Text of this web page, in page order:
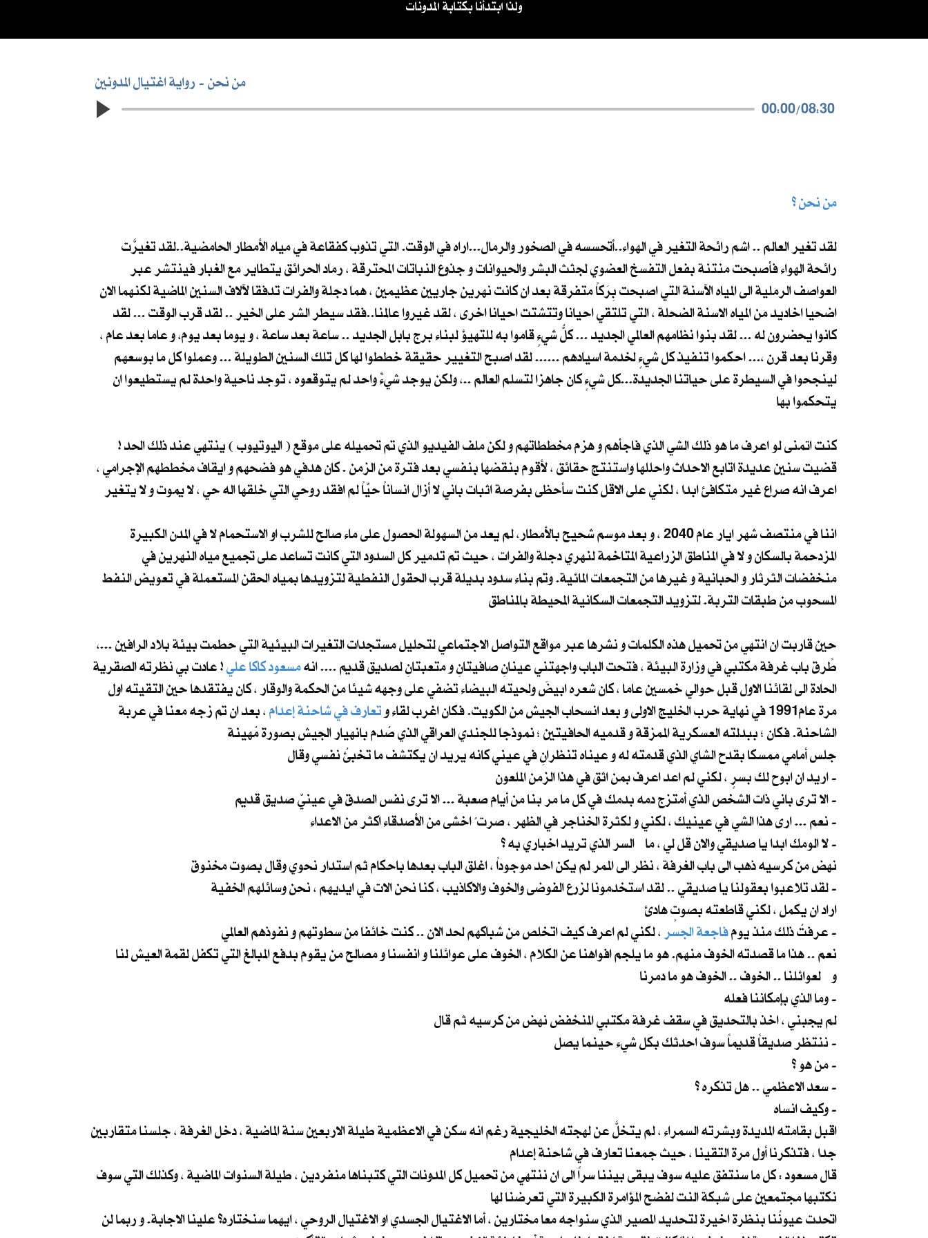
ولذا ابتدأنا بكتابة المدونات
رواية اغتيال المدونين من نحن
00:00/08:30
من نحن ؟
لقد تغير العالم .. اشم رائحة التغير في الهواء..أتحسسه في الصخور والرمال...اراه في الوقت. التي تذوب كفقاعة في مياه الأمطار الحامضية..لقد تغيرَّت
رائحة الهواء فأصبحت منتنة بفعل التفسخ العضوي لجثث البشر والحيوانات و جذوع النباتات المحترقة ، رماد الحرائق يتطاير مع الغبار فينتشر عبر
العواصف الرملية الى المياه الآسنة التي اصبحت بِرَكاً متفرقة بعد ان كانت نهرين جاريين عظيمين ، هما دجلة والفرات تدفقا لآلاف السنين الماضية لكنهما الان
اضحيا اخاديد من المياه الاسنة الضحلة ، التي تلتقي احيانا وتتشتت احيانا اخرى ، لقد غيروا عالمنا..فقد سيطر الشر على الخير .. لقد قرب الوقت ... لقد
كانوا يحضرون له ... لقد بنوا نظامهم العالمي الجديد ... كلُّ شيءٍ قاموا به للتهيؤ لبناء برج بابل الجديد .. ساعة بعد ساعة ، و يوما بعد يوم، و عاما بعد عام ،
وقرنا بعد قرن ،... احكموا تنفيذ كل شيءٍ لخدمة اسيادهم ...... لقد اصبح التغيير حقيقة خططوا لها كل تلك السنين الطويلة ... وعملوا كل ما بوسعهم
لينجحوا في السيطرة على حياتنا الجديدة...كل شيءٍ كان جاهزا لتسلم العالم ..، ولكن يوجد شيءٌ واحد لم يتوقعوه ، توجد ناحية واحدة لم يستطيعوا ان
يتحكموا بها
كنت اتمنى لو اعرف ما هو ذلك الشي الذي فاجأهم و هزم مخططاتهم و لكن ملف الفيديو الذي تم تحميله على موقع ( اليوتيوب ) ينتهي عند ذلك الحد !
قضيت سنين عديدة اتابع الاحداث واحللها واستنتج حقائق ، لأقوم بنقضها بنفسي بعد فترة من الزمن . كان هدفي هو فضحهم و ايقاف مخططهم الإجرامي ،
اعرف انه صراع غير متكافئ ابدا ، لكني على الاقل كنت سأحظى بفرصة اثبات باني لا أزال انساناً حيّاً لم افقد روحي التي خلقها اله حي ، لا يموت و لا يتغير
اننا في منتصف شهر ايار عام 2040 ، و بعد موسم شحيح بالأمطار، لم يعد من السهولة الحصول على ماء صالح للشرب او الاستحمام لا في المدن الكبيرة
المزدحمة بالسكان و لا في المناطق الزراعية المتاخمة لنهري دجلة والفرات ، حيث تم تدمير كل السدود التي كانت تساعد على تجميع مياه النهرين في
منخفضات الثرثار و الحبانية و غيرها من التجمعات المائية. وتم بناء سدود بديلة قرب الحقول النفطية لتزويدها بمياه الحقن المستعملة في تعويض النفط
المسحوب من طبقات التربة. لتزويد التجمعات السكانية المحيطة بالمناطق
حين قاربت ان انتهي من تحميل هذه الكلمات و نشرها عبر مواقع التواصل الاجتماعي لتحليل مستجدات التغيرات البيئية التي حطمت بيئة بلاد الرافين ...،
طًرق باب غرفة مكتبي في وزارة البيئة ، فتحت الباب واجهتني عينانِ صافيتانِ و متعبتانِ لصديق قديم .... انهمسعود كاكا علي! عادت بي نظرته الصقرية
الحادة الى لقائنا الاول قبل حوالي خمسين عاما ، كان شعره ابيضَ ولحيته البيضاء تضفي على وجهه شيئا من الحكمة والوقار ، كان يفتقدها حين التقيته اول
مرة عام1991 في نهاية حرب الخليج الاولى و بعد انسحاب الجيش من الكويت. فكان اغرب لقاء و تعارف في شاحنة إعدام، بعد ان تم زجه معنا في عربة
الشاحنة. فكان ؛ ببدلته العسكرية الممزقة و قدميه الحافيتين ؛ نموذجا للجندي العراقي الذي صُدم بانهيار الجيش بصورة مُهينة
جلس أمامي ممسكا بقدح الشاي الذي قدمته له و عيناه تنظرانِ في عيني كانه يريد ان يكتشف ما تخبئُ نفسي وقال
اريد ان ابوح لك بسرٍ ، لكني لم اعد اعرف بمن اثق في هذا الزمن الملعون -
الا ترى باني ذات الشخص الذي أمتزج دمه بدمك في كل ما مر بنا من أيام صعبة ... الا ترى نفس الصدق في عينيّ صديق قديم -
نعم ... ارى هذا الشي في عينيك ، لكني و لكثرة الخناجر في الظهر ، صرت ُ اخشى من الأصدقاء اكثر من الاعداء -
لا الومك ابدا يا صديقي والان قل لي ، ما السر الذي تريد اخباري به ؟ -
نهض من كرسيه ذهب الى باب الغرفة ، نظر الى الممر لم يكن احد موجوداً ، اغلق الباب بعدها باحكام ثم استدار نحوي وقال بصوت مخنوق
لقد تلاعبوا بعقولنا يا صديقي .. لقد استخدمونا لزرع الفوضى والخوف والاكاذيب ، كنا نحن الات في ايديهم ، نحن وسائلهم الخفية -
اراد ان يكمل ، لكني قاطعته بصوتٍ هادئ
عرفتُ ذلك منذ يومفاجعة الجسر ، لكني لم اعرف كيف اتخلص من شباكهم لحد الان .. كنت خائفا من سطوتهم و نفوذهم العالمي -
و لعوائلنا .. الخوف .. الخوف هو ما دمرنا
وما الذي بإمكاننا فعله -
لم يجبني ، اخذ بالتحديق في سقف غرفة مكتبي المنخفض نهض من كرسيه ثم قال
ننتظر صديقاً قديماً سوف احدثك بكل شيء حينما يصل -
من هو ؟ -
سعد الاعظمي .. هل تذكره ؟ -
وكيف انساه -
اقبل بقامته المديدة وبشرته السمراء ، لم يتخلَّ عن لهجته الخليجية رغم انه سكن في الاعظمية طيلة الاربعين سنة الماضية ، دخل الغرفة ، جلسنا متقاربين
جدا ، فتذكرنا أول مرة التقينا ، حيث جمعنا تعارف في شاحنة إعدام
قال مسعود : كل ما سنتفق عليه سوف يبقى بيننا سراً الى ان ننتهي من تحميل كل المدونات التي كتبناها منفردين ، طيلة السنوات الماضية ، وكذلك التي سوف
نكتبها مجتمعين على شبكة النت لفضح المؤامرة الكبيرة التي تعرضنا لها
اتحدت عيونُنا بنظرة اخيرة لتحديد المصير الذي سنواجه معا مختارين ، أما الاغتيال الجسدي او الاغتيال الروحي ، ايهما سنختاره؟ علينا الاجابة. و ربما لن